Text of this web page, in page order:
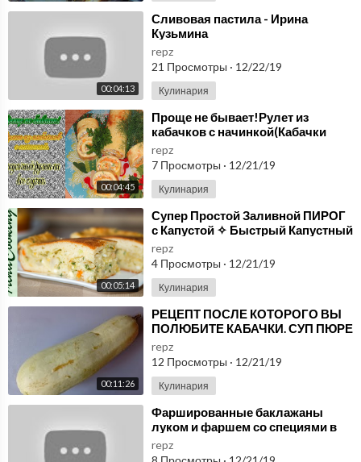
00:04:13
⁣Сливовая пастила - Ирина
Кузьмина
repz
21 Просмотры · 12/22/19
Кулинария
00:04:45
⁣Проще не бывает!Рулет из
кабачков с начинкой(Кабачки
рецепт)Закусочный рулет на все
случаи.
repz
7 Просмотры · 12/21/19
Кулинария
00:05:14
⁣Супер Простой Заливной ПИРОГ
с Капустой ✧ Быстрый Капустный
Пирог из Заливного Теста ✧
Ирина Кукинг
repz
4 Просмотры · 12/21/19
Кулинария
00:11:26
⁣РЕЦЕПТ ПОСЛЕ КОТОРОГО ВЫ
ПОЛЮБИТЕ КАБАЧКИ. СУП ПЮРЕ
ИЗ КАБАЧКОВ
repz
12 Просмотры · 12/21/19
Кулинария
⁣Фаршированные баклажаны
луком и фаршем со специями в
духовке
repz